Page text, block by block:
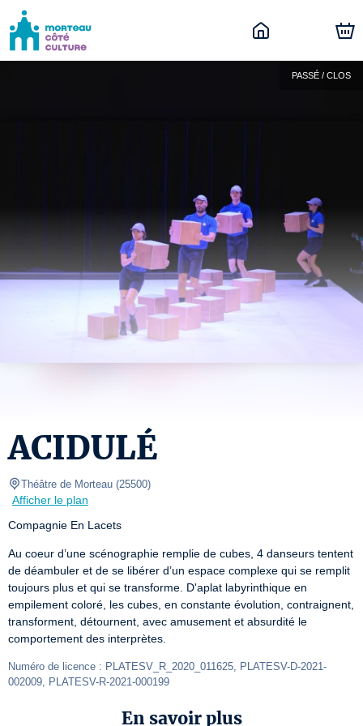
PASSÉ / CLOS
ACIDULÉ
Théâtre de Morteau (25500)
Afficher le plan
Compagnie En Lacets
Au coeur d’une scénographie remplie de cubes, 4 danseurs tentent
de déambuler et de se libérer d’un espace complexe qui se remplit
toujours plus et qui se transforme. D'aplat labyrinthique en
empilement coloré, les cubes, en constante évolution, contraignent,
transforment, détournent, avec amusement et absurdité le
comportement des interprètes.
Numéro de licence : PLATESV_R_2020_011625, PLATESV-D-2021-
002009, PLATESV-R-2021-000199
En savoir plus